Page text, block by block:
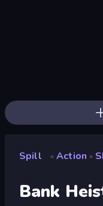
Spill » Action »
Bank